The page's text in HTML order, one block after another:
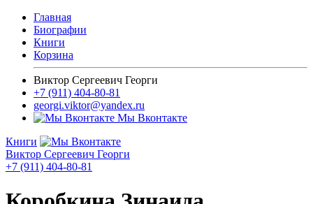
Главная
Биографии
Книги
Корзина
Виктор Сергеевич Георги
+7 (911) 404-80-81
georgi.viktor@yandex.ru
Мы Вконтакте
Книги
Виктор Сергеевич Георги
+7 (911) 404-80-81